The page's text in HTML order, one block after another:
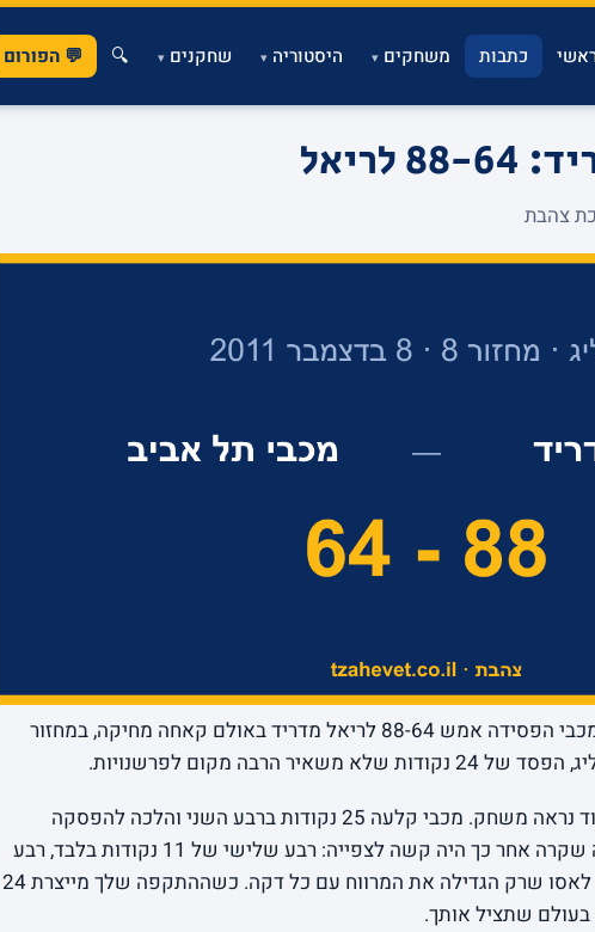
כתבות משחקים▾ היסטוריה▾ שחקנים▾
🔍 💬 הפורום
ערבים כאלה עדיף למחוק מהר. מכבי הפסידה אמש 88-64 לריאל מדריד באולם קאחה מחיקה, במחזור
הרבה מקום לפרשנויות.
האמת שבמחצית הראשונה זה עוד נראה משחק. מכבי קלעה 25 נקודות ברבע השני והלכה להפסקה
בפיגור נסבל של 48-40. אבל מה שקרה אחר כך היה קשה לצפייה: רבע שלישי של 11 נקודות בלבד, רבע
רביעי של 13, ומדריד של פאבלו לאסו שרק הגדילה את המרווח עם כל דקה. כשההתקפה שלך מייצרת 24
בעולם שתציל אותך.